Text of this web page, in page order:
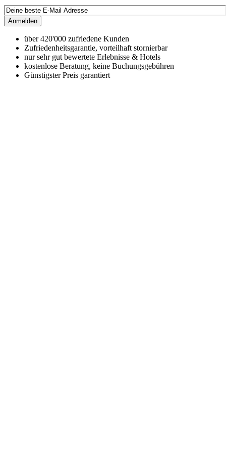
Anmelden
über 420'000 zufriedene Kunden
Zufriedenheitsgarantie, vorteilhaft stornierbar
nur sehr gut bewertete Erlebnisse & Hotels
kostenlose Beratung, keine Buchungsgebühren
Günstigster Preis garantiert